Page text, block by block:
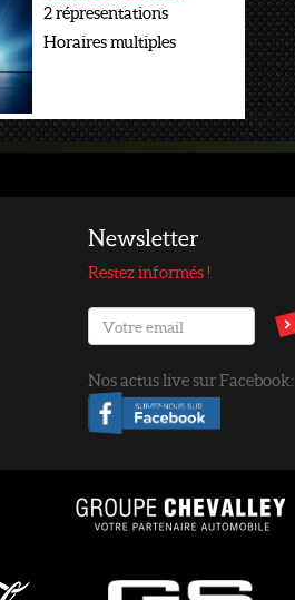
2 répresentations
Horaires multiples
Newsletter
Restez informés !
Nos actus live sur Facebook: